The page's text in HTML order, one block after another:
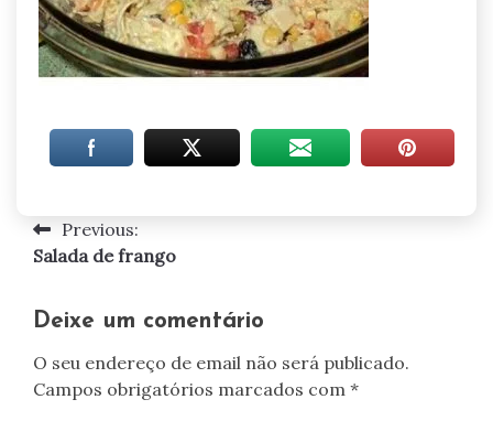
Navegação
artigos
Previous:
Salada de frango
Deixe um comentário
O seu endereço de email não será publicado.
Campos obrigatórios marcados com *